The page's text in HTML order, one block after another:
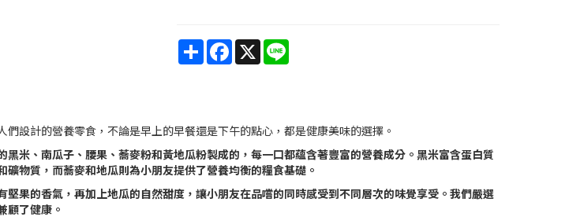
Share Facebook
X
們設計的營養零食，不論是早上的早餐還是下午的點心，都是健康美味的選擇。
黑米、南瓜子、腰果、蕎麥粉和黃地瓜粉製成的，每一口都蘊含著豐富的營養成分。黑米富含蛋白質
物質，而蕎麥和地瓜則為小朋友提供了營養均衡的糧食基礎。
堅果的香氣，再加上地瓜的自然甜度，讓小朋友在品嚐的同時感受到不同層次的味覺享受。我們嚴選
顧了健康。